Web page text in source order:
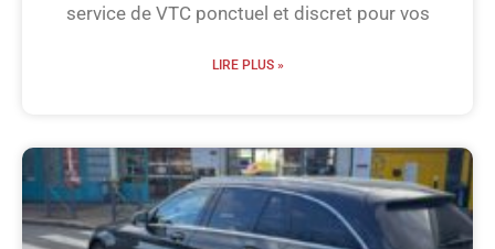
service de VTC ponctuel et discret pour vos
LIRE PLUS »